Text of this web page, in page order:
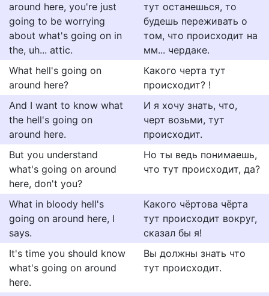
around here, you're just
going to be worrying
about what's going on in
the, uh... attic.
тут останешься, то
будешь переживать о
том, что происходит на
мм... чердаке.
What hell's going on
around here?
Какого черта тут
происходит? !
And I want to know what
the hell's going on
around here.
И я хочу знать, что,
черт возьми, тут
происходит.
But you understand
what's going on around
here, don't you?
Но ты ведь понимаешь,
что тут происходит, да?
What in bloody hell's
going on around here, I
says.
Какого чёртова чёрта
тут происходит вокруг,
сказал бы я!
It's time you should know
what's going on around
here.
Вы должны знать что
тут происходит.